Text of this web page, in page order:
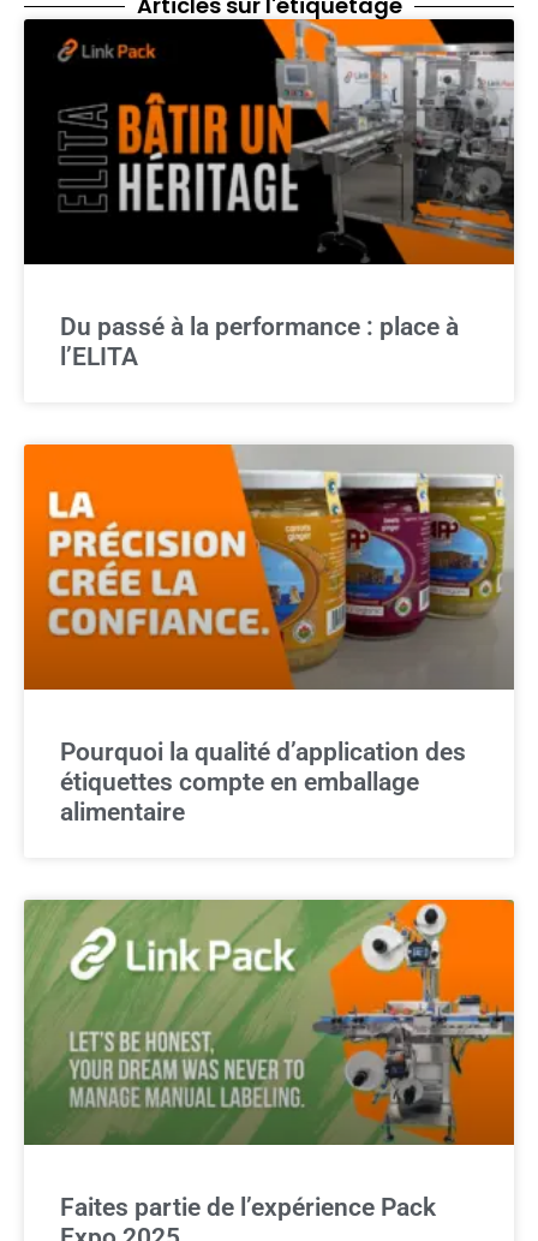
Du passé à la performance : place à
l’ELITA
Pourquoi la qualité d’application des
étiquettes compte en emballage
alimentaire
Faites partie de l’expérience Pack